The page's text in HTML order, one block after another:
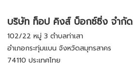
บริษัท ท็อป คิงส์ บ็อกซ์ซิ่ง จำกัด
102/22 หมู่ 3 ตำบลท่าเสา
อำเภอกระทุ่มแบน จังหวัดสมุทรสาคร
74110 ประเทศไทย